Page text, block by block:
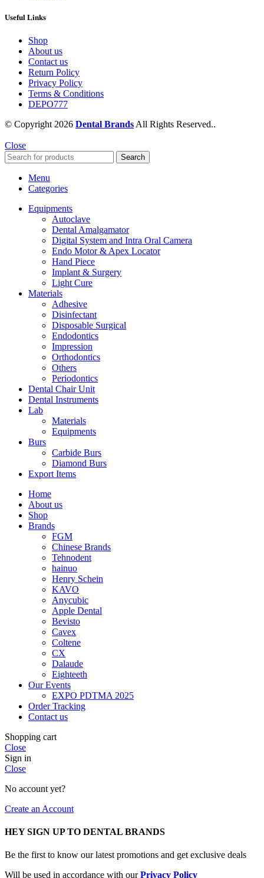
Useful Links
Shop
About us
Contact us
Return Policy
Privacy Policy
Terms & Conditions
DEPO777
© Copyright 2026 Dental Brands All Rights Reserved..
Close
Search
Menu
Categories
Equipments
Autoclave
Dental Amalgamator
Digital System and Intra Oral Camera
Endo Motor & Apex Locator
Hand Piece
Implant & Surgery
Light Cure
Materials
Adhesive
Disinfectant
Disposable Surgical
Endodontics
Impression
Orthodontics
Others
Periodontics
Dental Chair Unit
Dental Instruments
Lab
Materials
Equipments
Burs
Carbide Burs
Diamond Burs
Export Items
Home
About us
Shop
Brands
FGM
Chinese Brands
Tehnodent
hainuo
Henry Schein
KAVO
Anycubic
Apple Dental
Bevisto
Cavex
Coltene
CX
Dalaude
Eighteeth
Our Events
EXPO PDTMA 2025
Order Tracking
Contact us
Shopping cart
Close
Sign in
Close
No account yet?
Create an Account
HEY SIGN UP TO DENTAL BRANDS
Be the first to know our latest promotions and get exclusive deals
Will be used in accordance with ourPrivacy Policy